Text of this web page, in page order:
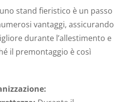
stand fieristico è un passo
vantaggi, assicurando
durante l’allestimento e
il premontaggio è così